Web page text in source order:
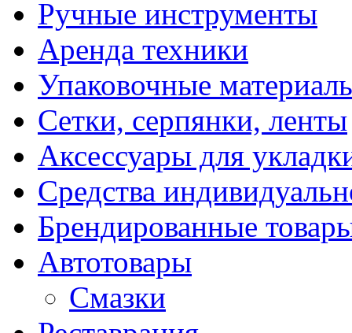
Ручные инструменты
Аренда техники
Упаковочные
Сетки, серпянки, ленты
Аксессуары для
Средства
Брендированные
Автотовары
Смазки